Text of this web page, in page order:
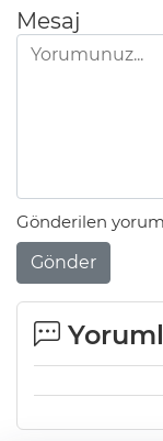
Mesaj
Gönderilen
Gönder